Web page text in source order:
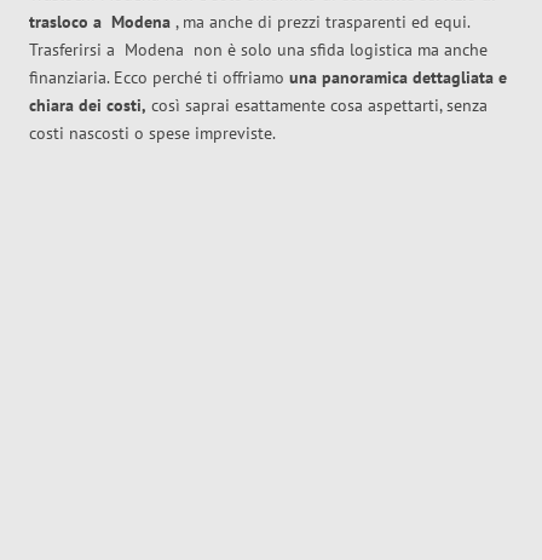
trasloco a Modena , ma anche di prezzi trasparenti ed equi.
Trasferirsi a Modena non è solo una sfida logistica ma anche
finanziaria. Ecco perché ti offriamo una panoramica dettagliata e
chiara dei costi, così saprai esattamente cosa aspettarti, senza
costi nascosti o spese impreviste.